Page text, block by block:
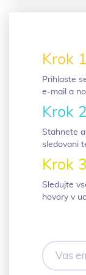
Krok 1
Prihlaste
e-mail a
Krok 2
Stahnete
sledovani
Krok 3
Sledujte
hovory v
Vas
email